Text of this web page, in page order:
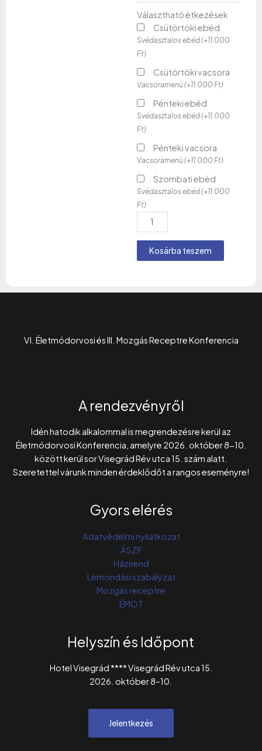
Választható étkezések
Csütörtöki ebéd
Svédasztalos ebéd (+11.000
Ft)
Csütörtöki vacsora
Vacsoramenü (+11.000 Ft)
Pénteki ebéd
Svédasztalos ebéd (+11.000
Ft)
Pénteki vacsora
Vacsoramenü (+11.000 Ft)
Szombati ebéd
Svédasztalos ebéd (+11.000
Ft)
Kosárba teszem
VI. Életmódorvosi és III. Mozgás Receptre Konferencia
A rendezvényről
Idén hatodik alkalommal is megrendezésre kerül az
Életmódorvosi Konferencia, amelyre 2026. október 8-10.
között kerül sor Visegrád Rév utca 15. szám alatt.
Szeretettel várunk minden érdeklődőt a rangos eseményre!
Gyors elérés
Adatvédelmi nyilatkozat
ÁSZF
Házirend
Lemondási szabályzat
Mozgás receptre
ÉMOT
Helyszín és Időpont
Hotel Visegrád **** Visegrád Rév utca 15.
2026. október 8–10.
Jelentkezés